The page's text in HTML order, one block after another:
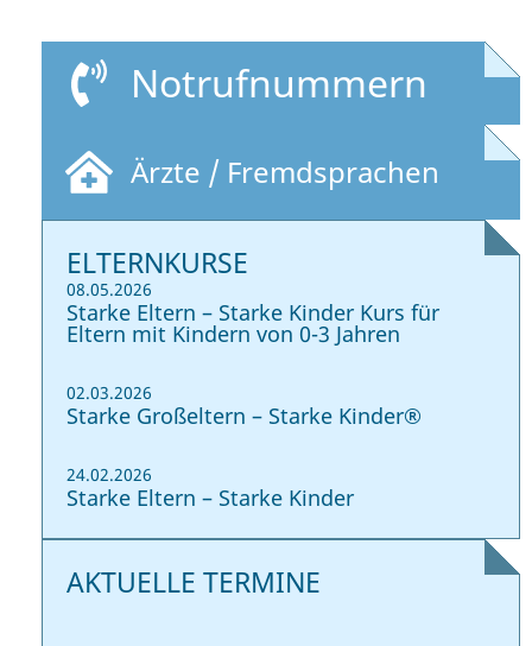
Notrufnummern
Ärzte / Fremdsprachen
ELTERNKURSE
08.05.2026
Starke Eltern – Starke Kinder Kurs für
Eltern mit Kindern von 0-3 Jahren
02.03.2026
Starke Großeltern – Starke Kinder®
24.02.2026
Starke Eltern – Starke Kinder
AKTUELLE TERMINE